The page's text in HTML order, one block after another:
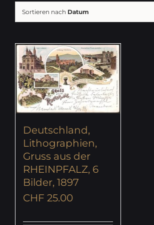
Sortieren nach Datum
Deutschland,
Lithographien,
Gruss aus der
RHEINPFALZ, 6
Bilder, 1897
CHF 25.00